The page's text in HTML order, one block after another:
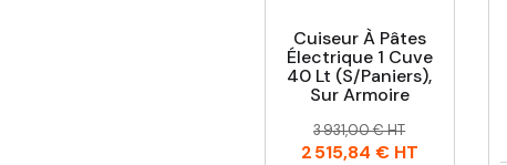
Cuiseur À Pâtes
Électrique 1 Cuve
40 Lt (s/paniers),
Sur Armoire
Prix
Prix
habituel
3 931,00 € HT
2 515,84 €HT